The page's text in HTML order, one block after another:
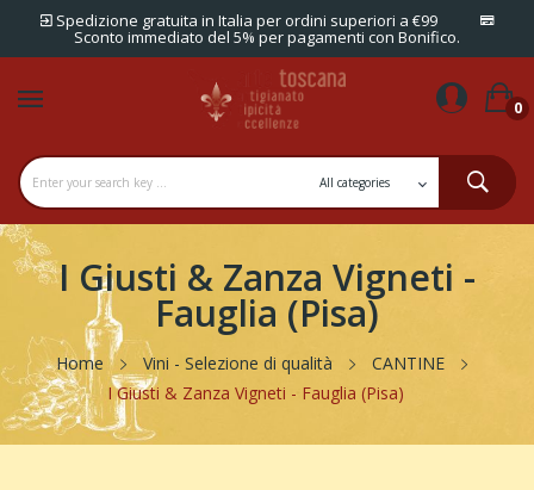
Spedizione gratuita in Italia per ordini superiori a €99
Sconto immediato del 5% per pagamenti con Bonifico.
0
I Giusti & Zanza Vigneti -
Fauglia (Pisa)
Home Vini - Selezione di qualità
CANTINE
I Giusti & Zanza Vigneti - Fauglia (Pisa)